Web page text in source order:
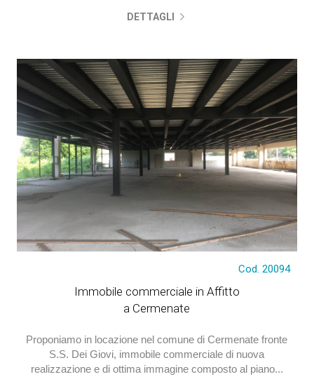
DETTAGLI
Cod. 20094
Immobile commerciale in Affitto
a Cermenate
Proponiamo in locazione nel comune di Cermenate fronte
S.S. Dei Giovi, immobile commerciale di nuova
realizzazione e di ottima immagine composto al piano...